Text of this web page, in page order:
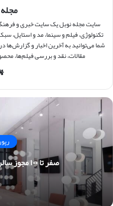
سایت مجله نوبل یک سایت خبری و
تکنولوژی، فیلم و سینما، مد و
شما می‌توانید به آخرین اخبار و
مقالات، نقد و بررسی فیلم‌ها،
صفر تا ۱۰۰ مجوز سالن آرایشی در مشهد